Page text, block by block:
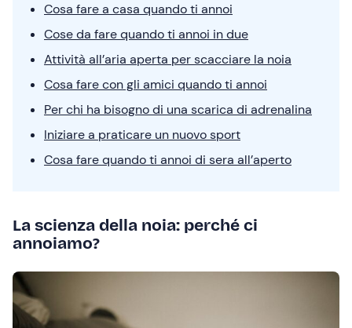
Cosa fare a casa quando ti annoi
Cose da fare quando ti annoi in due
Attività all’aria aperta per scacciare la noia
Cosa fare con gli amici quando ti annoi
Per chi ha bisogno di una scarica di adrenalina
Iniziare a praticare un nuovo sport
Cosa fare quando ti annoi di sera all’aperto
La scienza della noia: perché ci
annoiamo?